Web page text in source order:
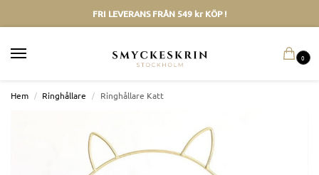
FRI LEVERANS FRÅN 549 kr KÖP !
0
Hem / Ringhållare / Ringhållare Katt